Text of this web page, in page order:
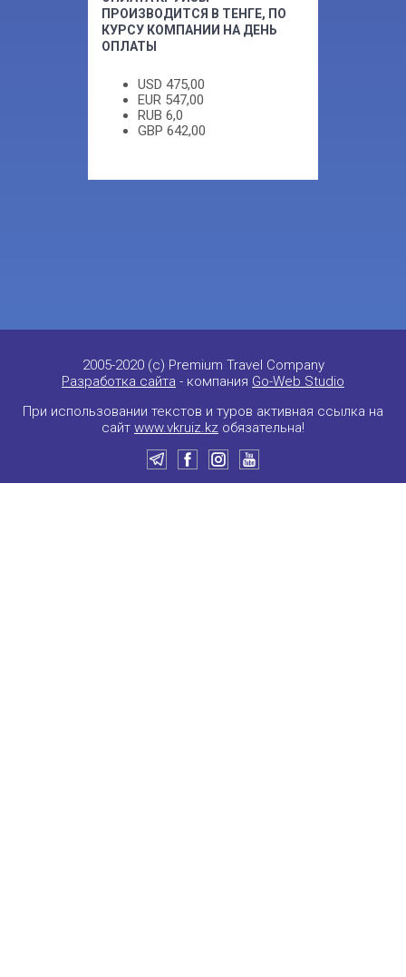
ПРОИЗВОДИТСЯ В ТЕНГЕ, ПО
КУРСУ КОМПАНИИ НА ДЕНЬ
ОПЛАТЫ
USD 475,00
EUR 547,00
RUB 6,0
GBP 642,00
2005-2020 (c) Premium Travel Company
Разработка сайта - компания Go-Web Studio
При использовании текстов и туров активная ссылка на
сайт www.vkruiz.kz обязательна!